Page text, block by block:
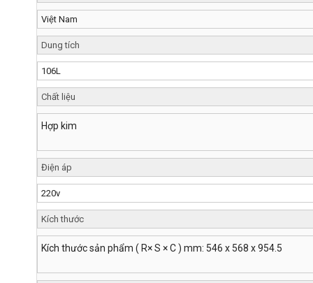
Việt Nam
Dung tích
106L
Chất liệu
Hợp kim
Điện áp
220v
Kích thước
Kích thước sản phẩm ( R× S × C ) mm: 546 x 568 x 954.5